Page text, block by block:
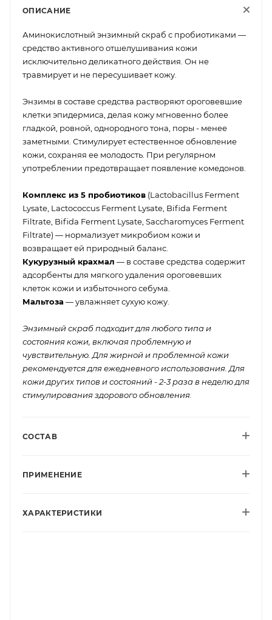
ОПИСАНИЕ
Аминокислотный энзимный скраб с пробиотиками —
средство активного отшелушивания кожи
исключительно деликатного действия. Он не
травмирует и не пересушивает кожу.
Энзимы в составе средства растворяют ороговевшие
клетки эпидермиса, делая кожу мгновенно более
гладкой, ровной, однородного тона, поры - менее
заметными. Стимулирует естественное обновление
кожи, сохраняя ее молодость. При регулярном
употреблении предотвращает появление комедонов.
Комплекс из 5 пробиотиков (Lactobacillus Ferment
Lysate, Lactococcus Ferment Lysate, Bifida Ferment
Filtrate, Bifida Ferment Lysate, Saccharomyces Ferment
Filtrate) — нормализует микробиом кожи и
возвращает ей природный баланс.
Кукурузный крахмал — в составе средства содержит
адсорбенты для мягкого удаления ороговевших
клеток кожи и избыточного себума.
Мальтоза — увлажняет сухую кожу.
Энзимный скраб подходит для любого типа и
состояния кожи, включая проблемную и
чувствительную. Для жирной и проблемной кожи
рекомендуется для ежедневного использования. Для
кожи других типов и состояний - 2-3 раза в неделю для
стимулирования здорового обновления.
СОСТАВ
ПРИМЕНЕНИЕ
ХАРАКТЕРИСТИКИ